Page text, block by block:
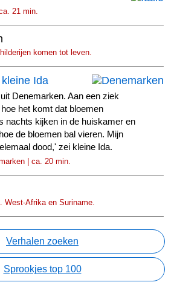
21 min.
komen tot leven.
Ida
Denemarken. Aan een ziek
het komt dat bloemen
nachts kijken in de huiskamer en
de bloemen bal vieren. Mijn
dood,' zei kleine Ida.
| ca. 20 min.
West-Afrika en Suriname.
Verhalen zoeken
Sprookjes top 100